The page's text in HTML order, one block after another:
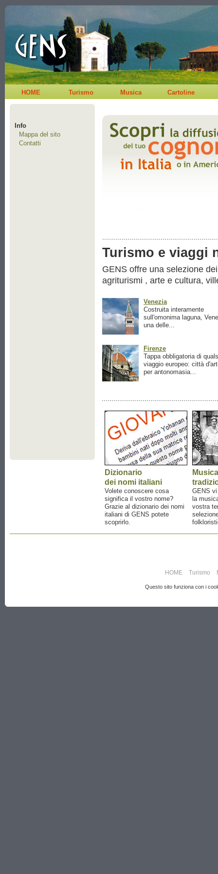
HOME Turismo Musica Cartoline
Info
Mappa del sito
Contatti
Turismo e viaggi
GENS offre una selezione
agriturismi , arte e cultura,
Venezia
Costruita interamente
sull'omonima laguna,
una delle...
Firenze
Tappa obbligatoria di
viaggio europeo: città
per antonomasia...
Dizionario
dei nomi italiani
Volete conoscere cosa
significa il vostro nome?
Grazie al dizionario dei nomi
italiani di GENS potete
scoprirlo.
Musica
GENS
la
vostra
HOME Turismo
Questo sito funziona con i